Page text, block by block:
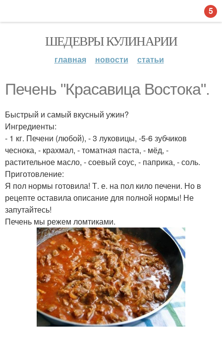
ШЕДЕВРЫ КУЛИНАРИИ
главная новости статьи
Печень "Красавица Востока".
Быстрый и самый вкусный ужин?
Ингредиенты:
- 1 кг. Печени (любой), - 3 луковицы, -5-6 зубчиков
чеснока, - крахмал, - томатная паста, - мёд, -
растительное масло, - соевый соус, - паприка, - соль.
Приготовление:
Я пол нормы готовила! Т. е. на пол кило печени. Но в
рецепте оставила описание для полной нормы! Не
запутайтесь!
Печень мы режем ломтиками.
5